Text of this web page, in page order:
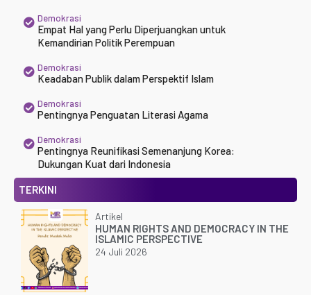
Demokrasi
Empat Hal yang Perlu Diperjuangkan untuk
Kemandirian Politik Perempuan
Demokrasi
Keadaban Publik dalam Perspektif Islam
Demokrasi
Pentingnya Penguatan Literasi Agama
Demokrasi
Pentingnya Reunifikasi Semenanjung Korea:
Dukungan Kuat dari Indonesia
TERKINI
Artikel
HUMAN RIGHTS AND DEMOCRACY IN THE
ISLAMIC PERSPECTIVE
24 Juli 2026